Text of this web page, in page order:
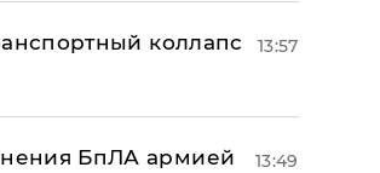
коллапс
13:57
БпЛА армией
13:49